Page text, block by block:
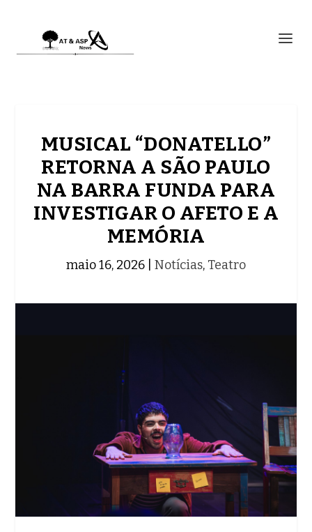
MUSICAL “DONATELLO”
RETORNA A SÃO PAULO
NA BARRA FUNDA PARA
INVESTIGAR O AFETO E A
MEMÓRIA
maio 16, 2026 Notícias, Teatro